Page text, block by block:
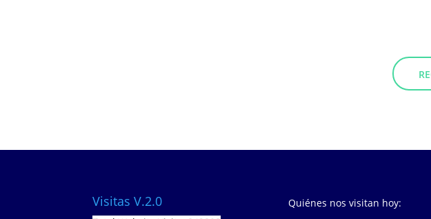
Visitas V.2.0
Quiénes nos visitan hoy: